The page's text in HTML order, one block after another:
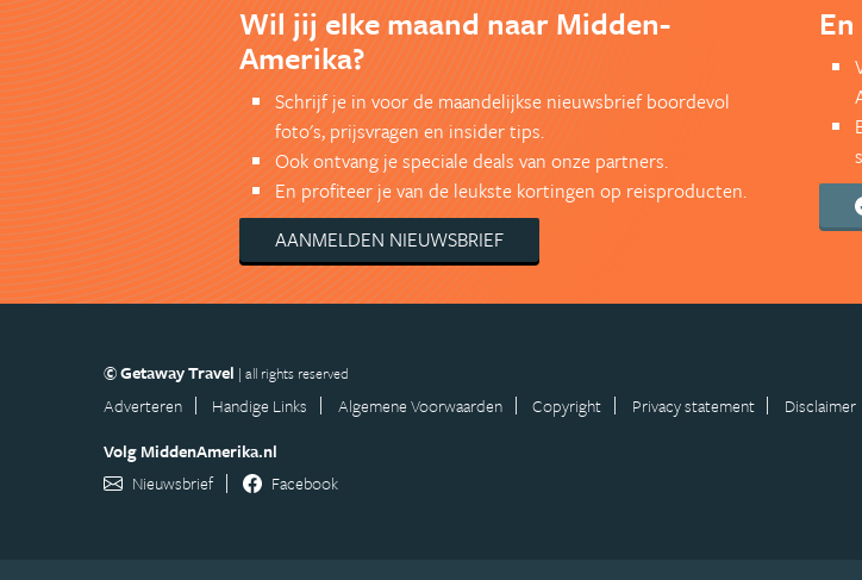
Wil jij elke maand naar Midden-
Amerika?
Schrijf je in voor de maandelijkse nieuwsbrief boordevol
foto's, prijsvragen en insider tips.
Ook ontvang je speciale deals van onze partners.
En profiteer je van de leukste kortingen op reisproducten.
AANMELDEN NIEUWSBRIEF
© Getaway Travel | all rights reserved
Adverteren Handige Links Algemene Voorwaarden Copyright Privacy statement Disclaimer
Volg MiddenAmerika.nl
Nieuwsbrief
Facebook